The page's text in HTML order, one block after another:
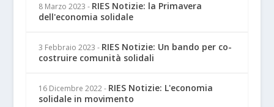
8 Marzo 2023 - RIES Notizie: la Primavera
dell'economia solidale
3 Febbraio 2023 - RIES Notizie: Un bando per co-
costruire comunità solidali
16 Dicembre 2022 - RIES Notizie: L'economia
solidale in movimento